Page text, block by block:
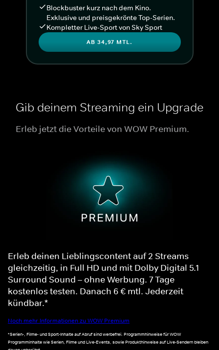
Blockbuster kurz nach dem Kino.
Exklusive und preisgekrönte Top-Serien.
Kompletter Live-Sport von Sky Sport
AB 34,97 MTL.
Gib deinem Streaming ein Upgrade
Erleb jetzt die Vorteile von WOW Premium.
Erleb deinen Lieblingscontent auf 2 Streams
gleichzeitig, in Full HD und mit Dolby Digital 5.1
Surround Sound – ohne Werbung. 7 Tage
kostenlos testen. Danach 6 € mtl. Jederzeit
kündbar.*
Noch mehr Informationen zu WOW Premium
*Serien-, Filme- und Sport-Inhalte auf Abruf sind werbefrei. Programmhinweise für WOW
Programminhalte wie Serien, Filme und Live-Events, sowie Produkthinweise auf Live-Sendern bleiben